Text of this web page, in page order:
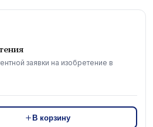
заявки на изобретение в
В корзину